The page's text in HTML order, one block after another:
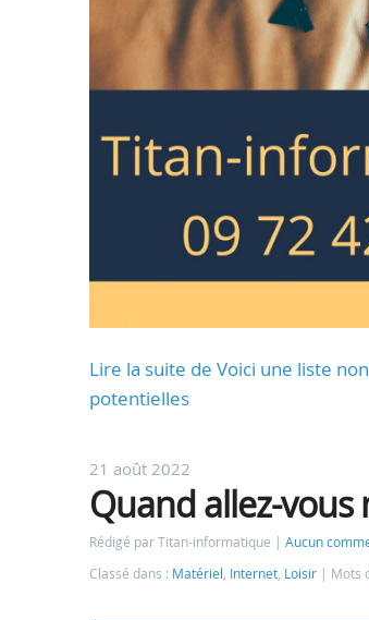
Lire la suite de Voici une liste
potentielles
21 août 2022
Quand allez-vous
Rédigé par Titan-informatique
Aucun
Classé dans : Matériel , Internet, Loisir Mots